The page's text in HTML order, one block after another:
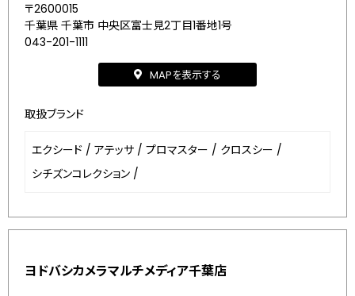
〒2600015
千葉県 千葉市 中央区富士見2丁目1番地1号
043-201-1111
MAPを表示する
取扱ブランド
エクシード / アテッサ / プロマスター / クロスシー /
シチズンコレクション /
ヨドバシカメラマルチメディア千葉店